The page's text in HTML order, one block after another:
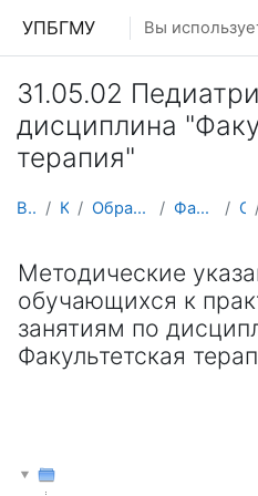
УПБГМУ Вы
31.05.02
дисциплина
терапия"
В начало Кафедры Образование 2025-2026 уч.год Факультетской терапии О
Методические
обучающихся к
занятиям по
Факультетская